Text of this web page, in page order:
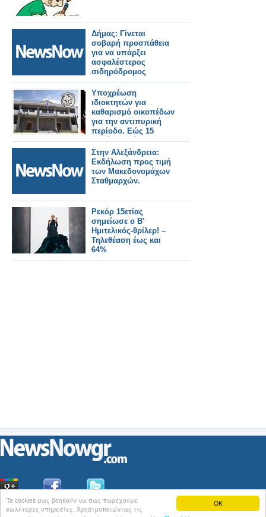
OK
Ta cookies μας βοηθούν να σας παρέχουμε
καλύτερες υπηρεσίες. Χρησιμοποιώντας τις
Δήμας: Γίνεται
σοβαρή προσπάθεια
για να υπάρξει
ασφαλέστερος
σιδηρόδρομος
Υποχρέωση
ιδιοκτητών για
καθαρισμό οικοπέδων
για την αντιπυρική
περίοδο. Εώς 15
Ιουνίου η νέα
προθεσμία.
Στην Αλεξάνδρεια:
Εκδήλωση προς τιμή
των Μακεδονομάχων
Σταθμαρχών.
Ρεκόρ 15ετίας
σημείωσε ο Β’
Ημιτελικός-θρίλερ! –
Τηλεθέαση έως και
64%